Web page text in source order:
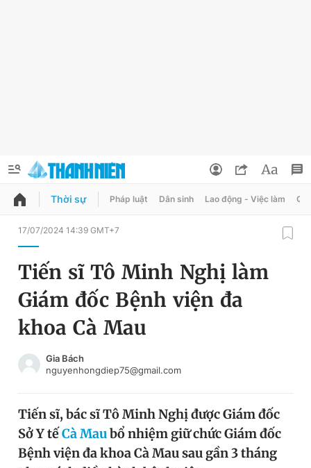
QUẢNG CÁO
Chuyên mục
Chuyên mục khác
Chào ngày mới
Video Magazine
Đổi mật khẩu
Tin đã lưu
Đăng xuất
Thời sự Pháp luật Dân sinh Lao động - Việc làm
17/07/2024 14:39 GMT+7
Tiến sĩ Tô Minh Nghị làm
Giám đốc Bệnh viện đa
khoa Cà Mau
Gia Bách
nguyenhongdiep75@gmail.com
Tiến sĩ, bác sĩ Tô Minh Nghị được Giám đốc
Sở Y tếCà Maubổ nhiệm giữ chức Giám đốc
Bệnh viện đa khoa Cà Mau sau gần 3 tháng